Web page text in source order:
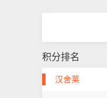
积分排名
汉舍莱